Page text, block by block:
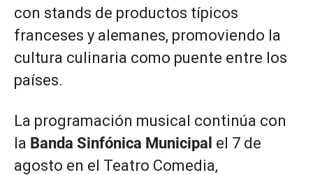
con stands de productos típicos
franceses y alemanes, promoviendo la
cultura culinaria como puente entre los
países.
La programación musical continúa con
la Banda Sinfónica Municipal el 7 de
agosto en el Teatro Comedia,